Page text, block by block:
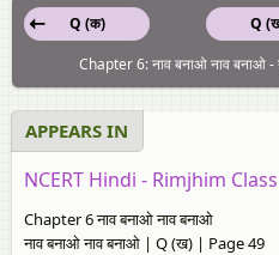
Q
Q (क)
Chapter 6: नाव बनाओ नाव बनाओ
APPEARS IN
NCERT Hindi - Rimjhim
Chapter 6 नाव बनाओ नाव बनाओ
नाव बनाओ नाव बनाओ | Q (ख) | Page 49